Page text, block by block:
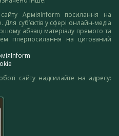
АрміяInform посилання на
Для суб’єктів у сфері онлайн-медіа
абзаці матеріалу прямого та
гіперпосилання на цитований
сайту надсилайте на адресу: